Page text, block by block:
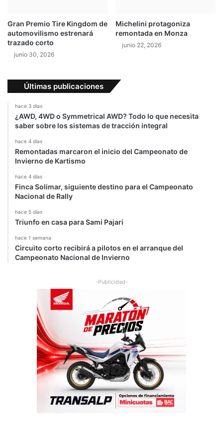
s
c
l
Gran Premio Tire Kingdom de
automovilismo estrenará
trazado corto
junio 30, 2026
Michelini protagoniza
remontada en Monza
junio 22, 2026
Últimas publicaciones
hace 3 días
¿AWD, 4WD o Symmetrical AWD? Todo lo que necesita
saber sobre los sistemas de tracción integral
hace 4 días
Remontadas marcaron el inicio del Campeonato de
Invierno de Kartismo
hace 4 días
Finca Solimar, siguiente destino para el Campeonato
Nacional de Rally
hace 5 días
Triunfo en casa para Sami Pajari
hace 1 semana
Circuito corto recibirá a pilotos en el arranque del
Campeonato Nacional de Invierno
-Publicidad-